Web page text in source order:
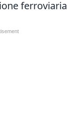
ferroviaria